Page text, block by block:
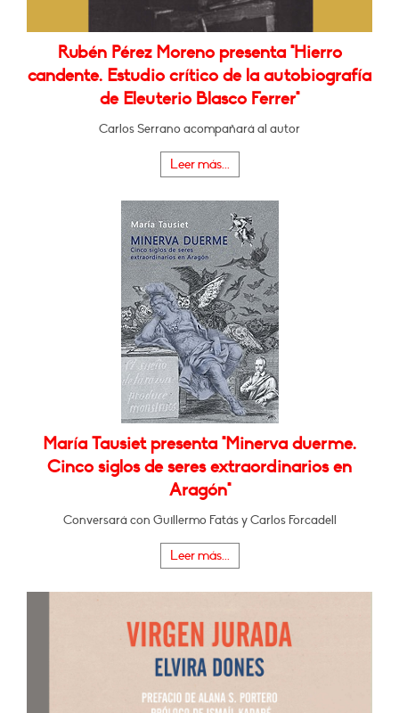
Rubén Pérez Moreno presenta "Hierro
candente. Estudio crítico de la autobiografía
de Eleuterio Blasco Ferrer"
Carlos Serrano acompañará al autor
Leer más...
María Tausiet presenta "Minerva duerme.
Cinco siglos de seres extraordinarios en
Aragón"
Conversará con Guillermo Fatás y Carlos Forcadell
Leer más...